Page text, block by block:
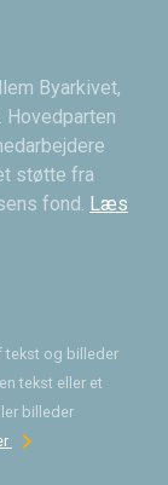
Byarkivet,
støtte fra
fond. Læs
tekst og billeder
tekst eller et
billeder
chevron_right